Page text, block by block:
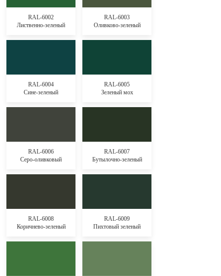
RAL-6002
Лиственно-зеленый
RAL-6003
Оливково-зеленый
RAL-6004
Сине-зеленый
RAL-6005
Зеленый мох
RAL-6006
Серо-оливковый
RAL-6007
Бутылочно-зеленый
RAL-6008
Коричнево-зеленый
RAL-6009
Пихтовый зеленый